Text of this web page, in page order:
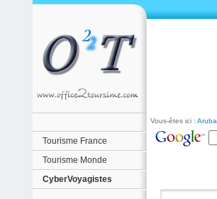
Tourisme France
Tourisme Monde
CyberVoyagistes
Vous-êtes ici : Aruba